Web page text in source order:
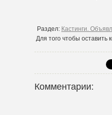
Раздел: Кастинги.
Для того чтобы
Комментарии: